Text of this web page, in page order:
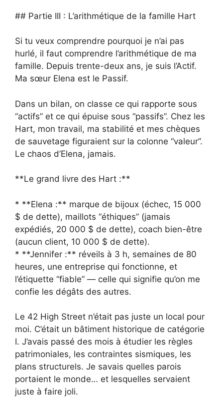
## Partie III : L’arithmétique de la famille Hart
Si tu veux comprendre pourquoi je n’ai pas
hurlé, il faut comprendre l’arithmétique de ma
famille. Depuis trente-deux ans, je suis l’Actif.
Ma sœur Elena est le Passif.
Dans un bilan, on classe ce qui rapporte sous
“actifs” et ce qui épuise sous “passifs”. Chez les
Hart, mon travail, ma stabilité et mes chèques
de sauvetage figuraient sur la colonne “valeur”.
Le chaos d’Elena, jamais.
**Le grand livre des Hart :**
* **Elena :** marque de bijoux (échec, 15 000
$ de dette), maillots “éthiques” (jamais
expédiés, 20 000 $ de dette), coach bien-être
(aucun client, 10 000 $ de dette).
* **Jennifer :** réveils à 3 h, semaines de 80
heures, une entreprise qui fonctionne, et
l’étiquette “fiable” — celle qui signifie qu’on me
confie les dégâts des autres.
Le 42 High Street n’était pas juste un local pour
moi. C’était un bâtiment historique de catégorie
I. J’avais passé des mois à étudier les règles
patrimoniales, les contraintes sismiques, les
plans structurels. Je savais quelles parois
portaient le monde… et lesquelles servaient
juste à faire joli.